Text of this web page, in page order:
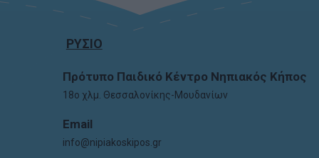
ΡΥΣΙΟ
Πρότυπο Παιδικό Κέντρο Νηπιακός Κήπος
18ο χλμ. Θεσσαλονίκης-Μουδανίων
Email
info@nipiakoskipos.gr